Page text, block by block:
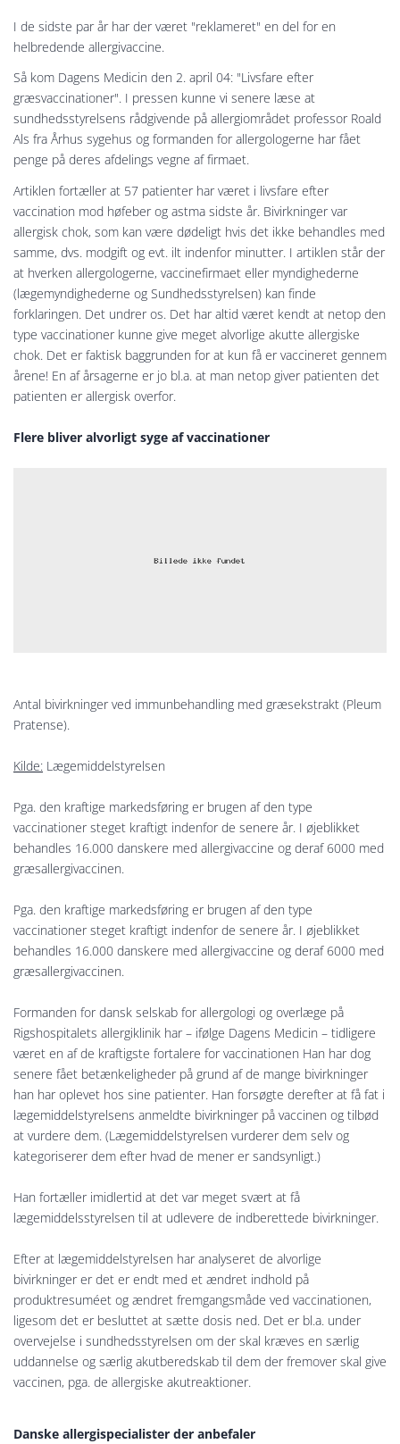
I de sidste par år har der været "reklameret" en del for en
helbredende allergivaccine.
Så kom Dagens Medicin den 2. april 04: "Livsfare efter
græsvaccinationer". I pressen kunne vi senere læse at
sundhedsstyrelsens rådgivende på allergiområdet professor Roald
Als fra Århus sygehus og formanden for allergologerne har fået
penge på deres afdelings vegne af firmaet.
Artiklen fortæller at 57 patienter har været i livsfare efter
vaccination mod høfeber og astma sidste år. Bivirkninger var
allergisk chok, som kan være dødeligt hvis det ikke behandles med
samme, dvs. modgift og evt. ilt indenfor minutter. I artiklen står der
at hverken allergologerne, vaccinefirmaet eller myndighederne
(lægemyndighederne og Sundhedsstyrelsen) kan finde
forklaringen. Det undrer os. Det har altid været kendt at netop den
type vaccinationer kunne give meget alvorlige akutte allergiske
chok. Det er faktisk baggrunden for at kun få er vaccineret gennem
årene! En af årsagerne er jo bl.a. at man netop giver patienten det
patienten er allergisk overfor.
Flere bliver alvorligt syge af vaccinationer
Antal bivirkninger ved immunbehandling med græsekstrakt (Pleum
Pratense).
Kilde: Lægemiddelstyrelsen
Pga. den kraftige markedsføring er brugen af den type
vaccinationer steget kraftigt indenfor de senere år. I øjeblikket
behandles 16.000 danskere med allergivaccine og deraf 6000 med
græsallergivaccinen.
Pga. den kraftige markedsføring er brugen af den type
vaccinationer steget kraftigt indenfor de senere år. I øjeblikket
behandles 16.000 danskere med allergivaccine og deraf 6000 med
græsallergivaccinen.
Formanden for dansk selskab for allergologi og overlæge på
Rigshospitalets allergiklinik har – ifølge Dagens Medicin – tidligere
været en af de kraftigste fortalere for vaccinationen Han har dog
senere fået betænkeligheder på grund af de mange bivirkninger
han har oplevet hos sine patienter. Han forsøgte derefter at få fat i
lægemiddelstyrelsens anmeldte bivirkninger på vaccinen og tilbød
at vurdere dem. (Lægemiddelstyrelsen vurderer dem selv og
kategoriserer dem efter hvad de mener er sandsynligt.)
Han fortæller imidlertid at det var meget svært at få
lægemiddelsstyrelsen til at udlevere de indberettede bivirkninger.
Efter at lægemiddelstyrelsen har analyseret de alvorlige
bivirkninger er det er endt med et ændret indhold på
produktresuméet og ændret fremgangsmåde ved vaccinationen,
ligesom det er besluttet at sætte dosis ned. Det er bl.a. under
overvejelse i sundhedsstyrelsen om der skal kræves en særlig
uddannelse og særlig akutberedskab til dem der fremover skal give
vaccinen, pga. de allergiske akutreaktioner.
Danske allergispecialister der anbefaler